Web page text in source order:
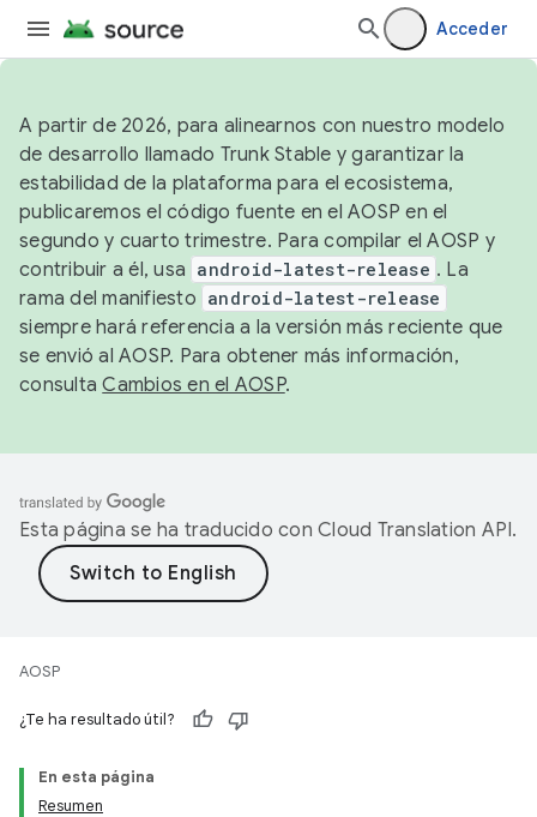
Acceder
A partir de 2026, para alinearnos con nuestro modelo
de desarrollo llamado Trunk Stable y garantizar la
estabilidad de la plataforma para el ecosistema,
publicaremos el código fuente en el AOSP en el
segundo y cuarto trimestre. Para compilar el AOSP y
contribuir a él, usa android-latest-release . La
rama del manifiesto android-latest-release
siempre hará referencia a la versión más reciente que
se envió al AOSP. Para obtener más información,
consultaCambios en el AOSP.
Esta página se ha traducido con Cloud Translation API.
AOSP
¿Te ha resultado útil?
En esta página
Resumen